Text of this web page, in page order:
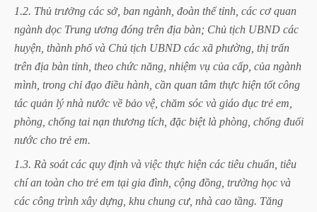
1.2. Thủ trưởng các sở, ban ngành, đoàn thể tỉnh, các cơ quan
ngành dọc Trung ương đóng trên địa bàn; Chủ tịch UBND các
huyện, thành phố và Chủ tịch UBND các xã phường, thị trấn
trên địa bàn tỉnh, theo chức năng, nhiệm vụ của cấp, của ngành
mình, trong chỉ đạo điều hành, cần quan tâm thực hiện tốt công
tác quản lý nhà nước về bảo vệ, chăm sóc và giáo dục trẻ em,
phòng, chống tai nạn thương tích, đặc biệt là phòng, chống đuối
nước cho trẻ em.
1.3. Rà soát các quy định và việc thực hiện các tiêu chuẩn, tiêu
chí an toàn cho trẻ em tại gia đình, cộng đồng, trường học và
các công trình xây dựng, khu chung cư, nhà cao tầng. Tăng